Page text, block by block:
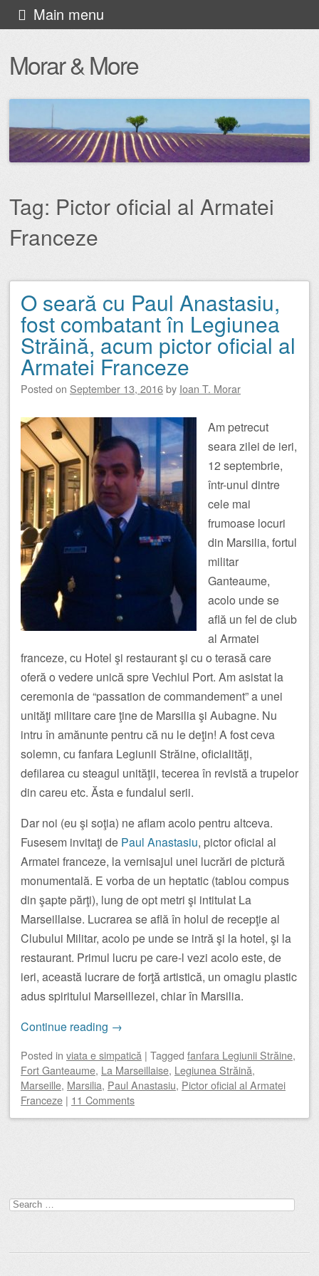
Morar & More
Main menu
Skip
to
content
Tag: Pictor oficial al Armatei
Franceze
Post navigation
O seară cu Paul Anastasiu,
fost combatant în Legiunea
Străină, acum pictor oficial al
Armatei Franceze
Posted on September 13, 2016by Ioan T. Morar
Am petrecut
seara zilei de ieri,
12 septembrie,
într-unul dintre
cele mai
frumoase locuri
din Marsilia, fortul
militar
Ganteaume,
acolo unde se
află un fel de club
al Armatei
franceze, cu Hotel şi restaurant şi cu o terasă care
oferă o vedere unică spre Vechiul Port. Am asistat la
ceremonia de “passation de commandement” a unei
unităţi militare care ţine de Marsilia şi Aubagne. Nu
intru în amănunte pentru că nu le deţin! A fost ceva
solemn, cu fanfara Legiunii Străine, oficialităţi,
defilarea cu steagul unităţii, tecerea în revistă a trupelor
din careu etc. Ăsta e fundalul serii.
Dar noi (eu şi soţia) ne aflam acolo pentru altceva.
Fusesem invitaţi de Paul Anastasiu, pictor oficial al
Armatei franceze, la vernisajul unei lucrări de pictură
monumentală. E vorba de un heptatic (tablou compus
din şapte părţi), lung de opt metri şi intitulat La
Marseillaise. Lucrarea se află în holul de recepţie al
Clubului Militar, acolo pe unde se intră şi la hotel, şi la
restaurant. Primul lucru pe care-l vezi acolo este, de
ieri, această lucrare de forţă artistică, un omagiu plastic
adus spiritului Marseillezei, chiar în Marsilia.
Continue reading →
Posted in viata e simpatică | Tagged fanfara Legiunii Străine,
Fort Ganteaume, La Marseillaise, Legiunea Străină,
Marseille, Marsilia, Paul Anastasiu, Pictor oficial al Armatei
Franceze | 11 Comments
Search
for: